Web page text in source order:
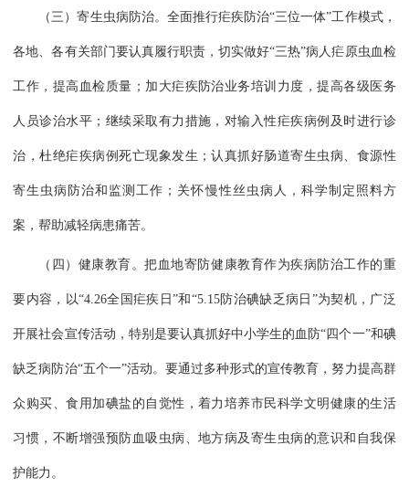
（三）寄生虫病防治。全面推行疟疾防治“三位一体”工作模式，
各地、各有关部门要认真履行职责，切实做好“三热”病人疟原虫血检
工作，提高血检质量；加大疟疾防治业务培训力度，提高各级医务
人员诊治水平；继续采取有力措施，对输入性疟疾病例及时进行诊
治，杜绝疟疾病例死亡现象发生；认真抓好肠道寄生虫病、食源性
寄生虫病防治和监测工作；关怀慢性丝虫病人，科学制定照料方
案，帮助减轻病患痛苦。
（四）健康教育。把血地寄防健康教育作为疾病防治工作的重
要内容，以“4.26全国疟疾日”和“5.15防治碘缺乏病日”为契机，广泛
开展社会宣传活动，特别是要认真抓好中小学生的血防“四个一”和碘
缺乏病防治“五个一”活动。要通过多种形式的宣传教育，努力提高群
众购买、食用加碘盐的自觉性，着力培养市民科学文明健康的生活
习惯，不断增强预防血吸虫病、地方病及寄生虫病的意识和自我保
护能力。